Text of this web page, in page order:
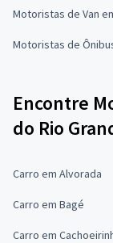
Motoristas de Van
Motoristas de
Encontre
do Rio
Carro em Alvorada
Carro em Bagé
Carro em